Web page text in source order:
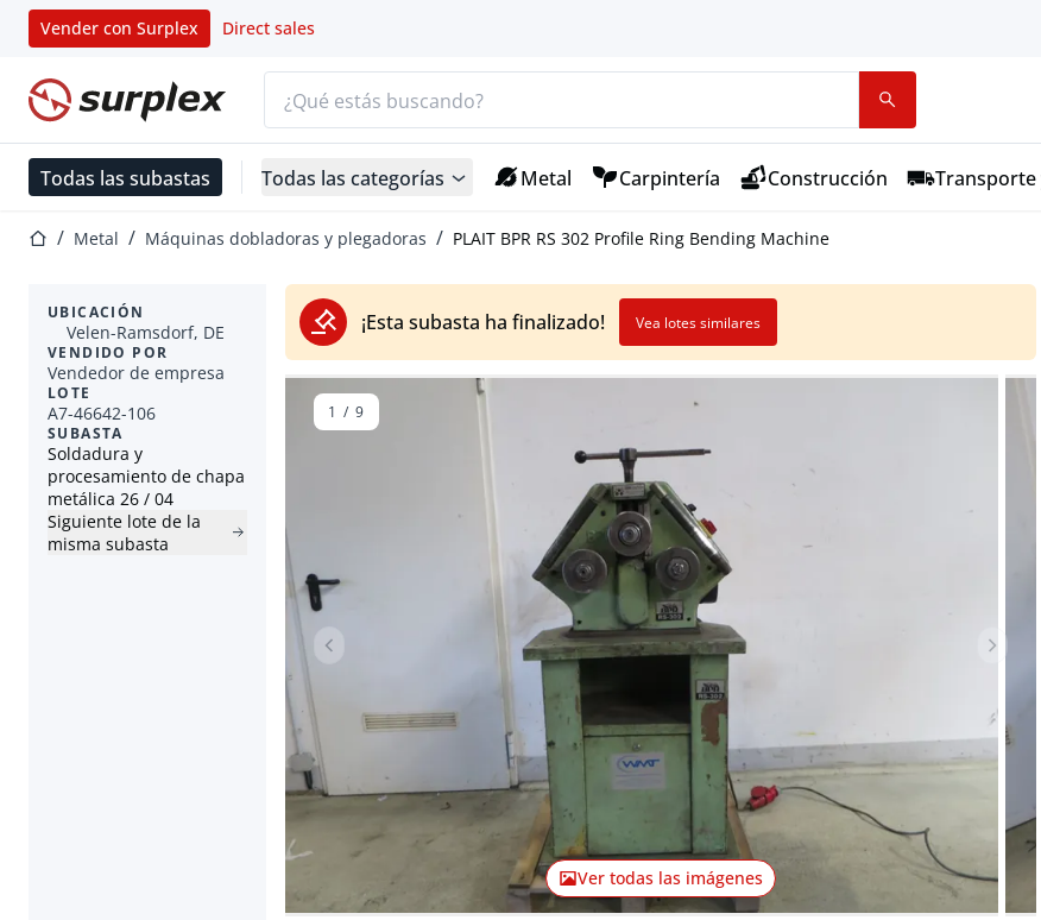
Vender con Surplex Direct sales
Página de inicio
Todas las subastas Todas las categorías Metal Carpintería Construcción Transporte
Página de inicio
Metal Máquinas dobladoras y plegadoras PLAIT BPR RS 302 Profile Ring Bending Machine
¡Esta subasta ha finalizado! Vea lotes similares
UBICACIÓN
Velen-Ramsdorf, DE
VENDIDO POR
Vendedor de empresa
LOTE
A7-46642-106
SUBASTA
Soldadura y
procesamiento de chapa
metálica 26 / 04
Siguiente lote de la
misma subasta
Artículo anterior
Ver todas las imágenes
1 / 9